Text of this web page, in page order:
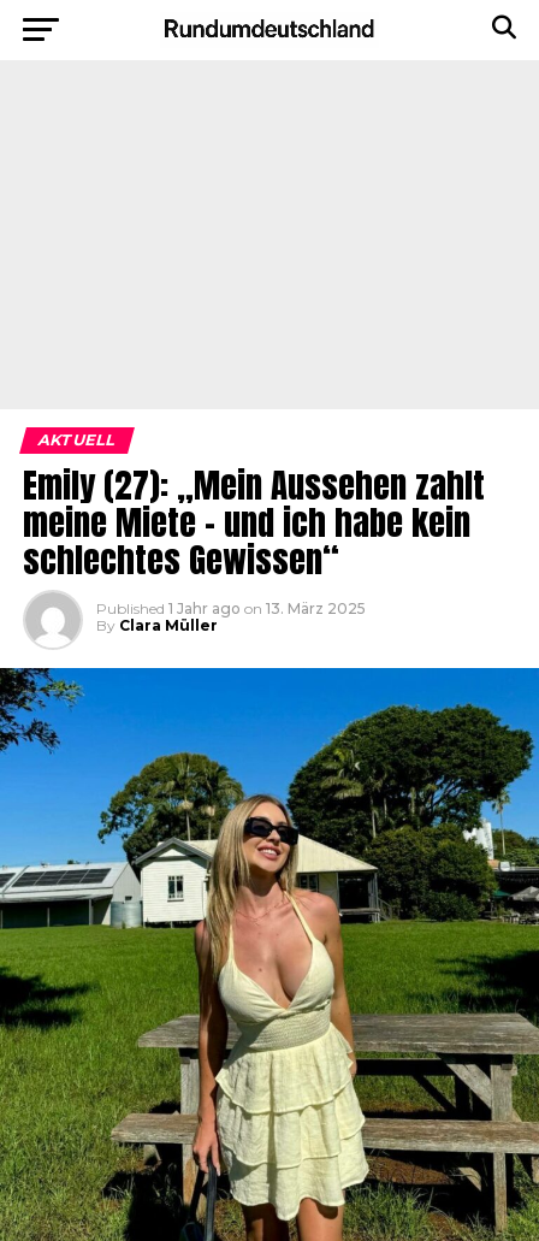
AKTUELL
Emily (27): „Mein Aussehen zahlt
meine Miete – und ich habe kein
schlechtes Gewissen“
Published 1 Jahr ago on 13. März 2025
By Clara Müller